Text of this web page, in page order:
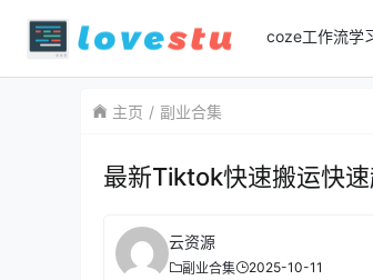
coze工作流学
主页 副业合集
最新Tiktok快速搬运快
云资源
副业合集 2025-10-11